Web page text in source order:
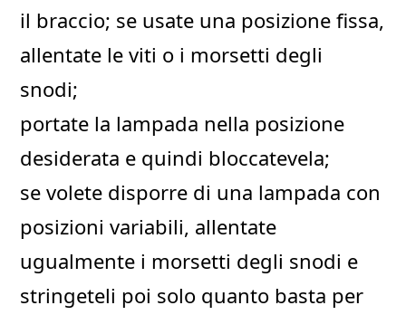
il braccio; se usate una posizione fissa,
allentate le viti o i morsetti degli
snodi;
portate la lampada nella posizione
desiderata e quindi bloccatevela;
se volete disporre di una lampada con
posizioni variabili, allentate
ugualmente i morsetti degli snodi e
stringeteli poi solo quanto basta per